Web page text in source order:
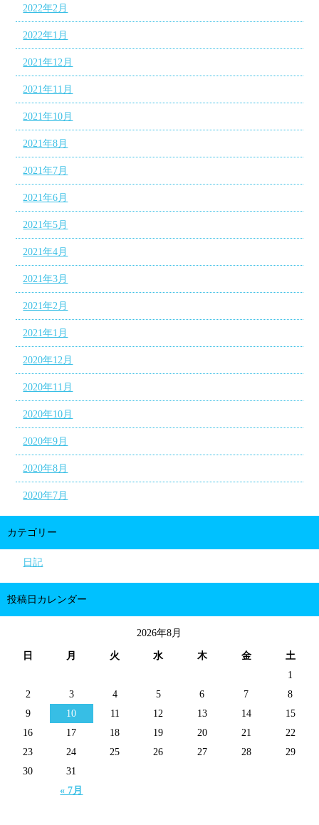
2022年2月
2022年1月
2021年12月
2021年11月
2021年10月
2021年8月
2021年7月
2021年6月
2021年5月
2021年4月
2021年3月
2021年2月
2021年1月
2020年12月
2020年11月
2020年10月
2020年9月
2020年8月
2020年7月
カテゴリー
日記
投稿日カレンダー
2026年8月
日 月 火 水 木 金 土
« 7月
1
2
3 4 5 6 7
8
9
10 11 12 13 14
15
16
17 18 19 20 21
22
23
24 25 26 27 28
29
30
31